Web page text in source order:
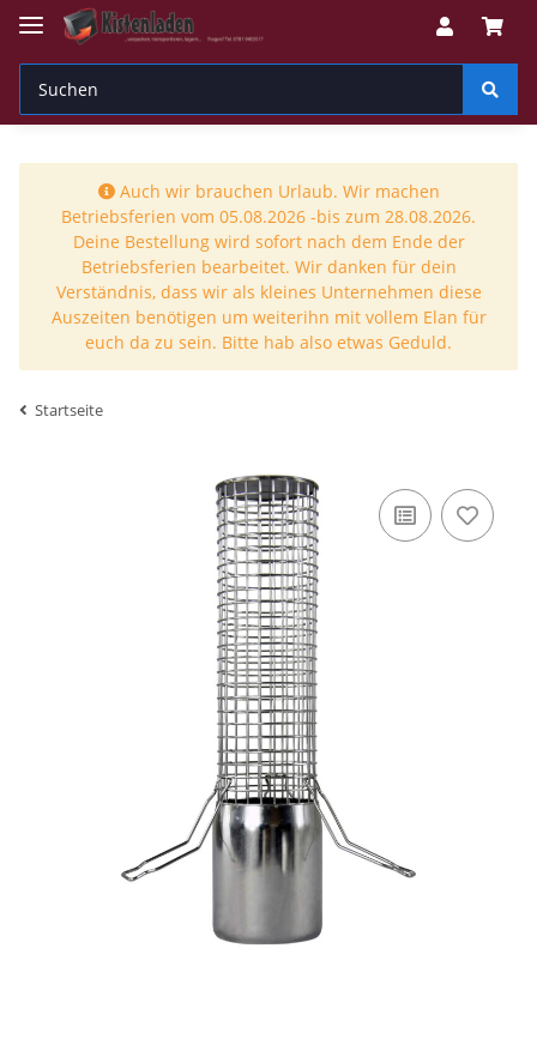
Auch wir brauchen Urlaub. Wir machen
Betriebsferien vom 05.08.2026 -bis zum 28.08.2026.
Deine Bestellung wird sofort nach dem Ende der
Betriebsferien bearbeitet. Wir danken für dein
Verständnis, dass wir als kleines Unternehmen diese
Auszeiten benötigen um weiterihn mit vollem Elan für
euch da zu sein. Bitte hab also etwas Geduld.
Startseite